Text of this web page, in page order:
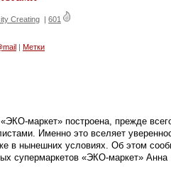
Creating | 601
Метки
«ЭКО-маркет» построена, прежде
Именно это вселяет
в нынешних условиях. Об этом
супермаркетов «ЭКО-маркет»